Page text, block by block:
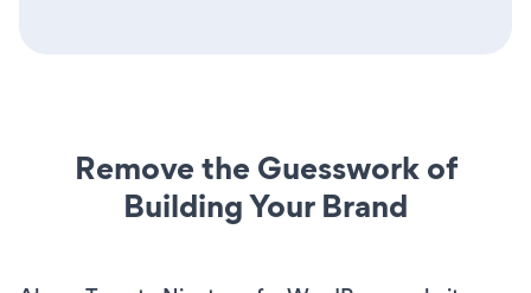
Remove the Guesswork of
Building Your Brand